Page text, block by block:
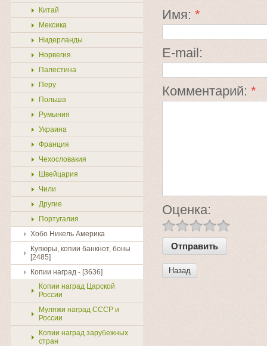
Китай
Мексика
Нидерланды
Норвегия
Палестина
Перу
Польша
Румыния
Украина
Франция
Чехословакия
Швейцария
Чили
Другие
Португалия
Хобо Никель Америка
Купюры, копии банкнот, боны
[2485]
Копии наград - [3636]
Копии наград Царской
России
Муляжи наград СССР и
России
Копии наград зарубежных
стран
Имя: *
E-mail:
Комментарий: *
Оценка:
Назад